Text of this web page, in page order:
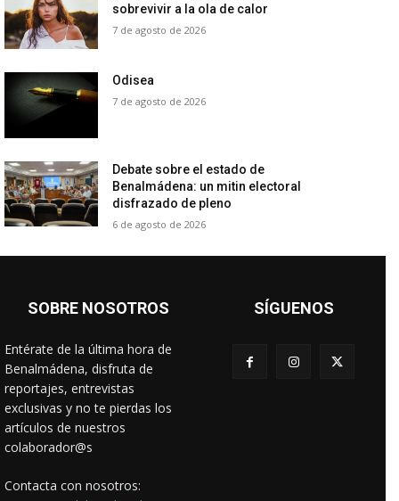
sobrevivir a la ola de calor
7 de agosto de 2026
Odisea
7 de agosto de 2026
Debate sobre el estado de
Benalmádena: un mitin electoral
disfrazado de pleno
6 de agosto de 2026
SOBRE NOSOTROS
Entérate de la última hora de
Benalmádena, disfruta de
reportajes, entrevistas
exclusivas y no te pierdas los
artículos de nuestros
colaborador@s
Contacta con nosotros:
SÍGUENOS